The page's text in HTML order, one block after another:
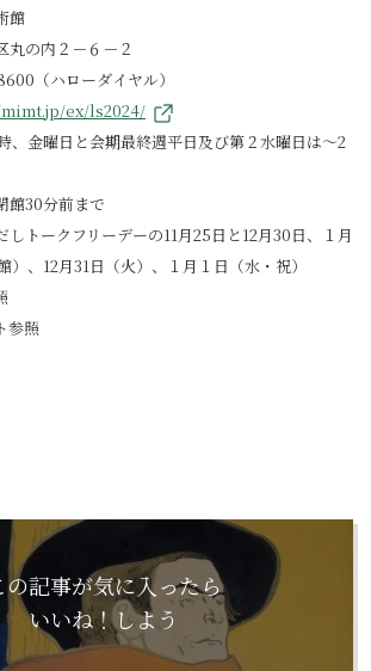
館
丸の内２－６－２
（ハローダイヤル）
ex/ls2024/
、金曜日と会期最終週平日及び第２水曜日は～2
分前まで
しトークフリーデーの11月25日と12月30日、１月
）、12月31日（火）、１月１日（水・祝）
参照
の記事が気に入ったら
いいね！しよう